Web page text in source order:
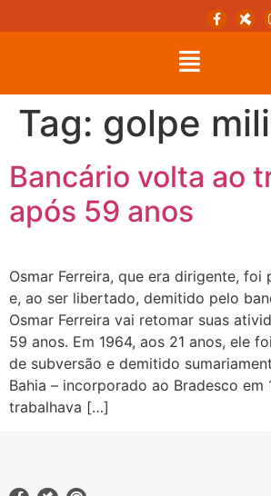
Tag: golpe
Bancário volta ao
após 59 anos
Osmar Ferreira, que era dirigente,
e, ao ser libertado, demitido pelo
Osmar Ferreira vai retomar suas
59 anos. Em 1964, aos 21 anos, ele
de subversão e demitido
Bahia – incorporado ao Bradesco em
trabalhava […]